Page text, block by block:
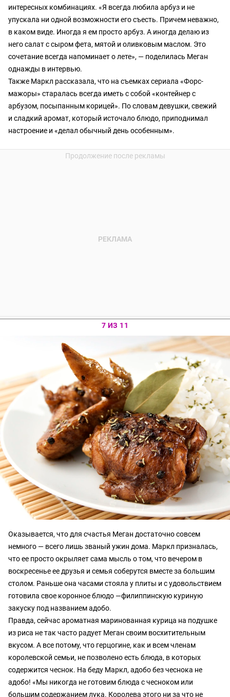
интересных комбинациях. «Я всегда любила арбуз и не
упускала ни одной возможности его съесть. Причем неважно,
в каком виде. Иногда я ем просто арбуз. А иногда делаю из
него салат с сыром фета, мятой и оливковым маслом. Это
сочетание всегда напоминает о лете», — поделилась Меган
однажды в интервью.
Также Маркл рассказала, что на съемках сериала «Форс-
мажоры» старалась всегда иметь с собой «контейнер с
арбузом, посыпанным корицей». По словам девушки, свежий
и сладкий аромат, который источало блюдо, приподнимал
настроение и «делал обычный день особенным».
7 ИЗ 11
Оказывается, что для счастья Меган достаточно совсем
немного — всего лишь званый ужин дома. Маркл призналась,
что ее просто окрыляет сама мысль о том, что вечером в
воскресенье ее друзья и семья соберутся вместе за большим
столом. Раньше она часами стояла у плиты и с удовольствием
готовила свое коронное блюдо —филиппинскую куриную
закуску под названием адобо.
Правда, сейчас ароматная маринованная курица на подушке
из риса не так часто радует Меган своим восхитительным
вкусом. А все потому, что герцогине, как и всем членам
королевской семьи, не позволено есть блюда, в которых
содержится чеснок. На беду Маркл, адобо без чеснока не
адобо! «Мы никогда не готовим блюда с чесноком или
большим содержанием лука. Королева этого ни за что не